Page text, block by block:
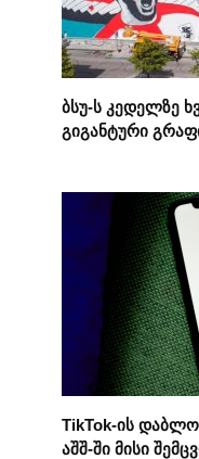
ბსუ-ს კედელზე
გიგანტური
TikTok-ის
აშშ-ში მისი